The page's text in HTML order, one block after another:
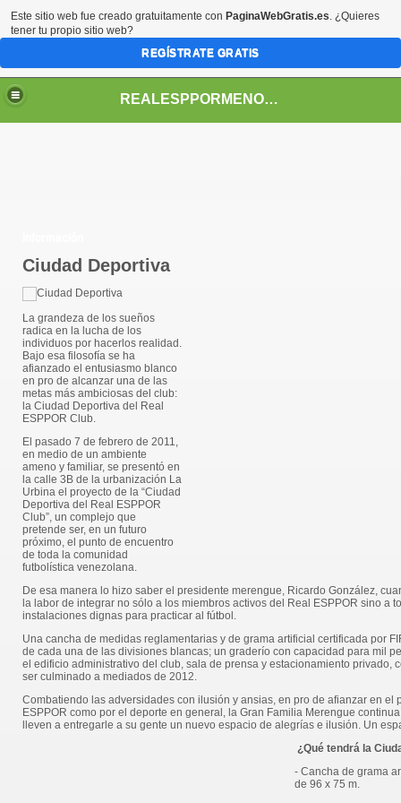
REALESPPORMENORES
Ciudad Deportiva
La grandeza de los sueños
radica en la lucha de los
individuos por hacerlos realidad.
Bajo esa filosofía se ha
afianzado el entusiasmo blanco
en pro de alcanzar una de las
metas más ambiciosas del club:
la Ciudad Deportiva del Real
ESPPOR Club.
El pasado 7 de febrero de 2011,
en medio de un ambiente
ameno y familiar, se presentó en
la calle 3B de la urbanización La
Urbina el proyecto de la “Ciudad
Deportiva del Real ESPPOR
Club”, un complejo que
pretende ser, en un futuro
próximo, el punto de encuentro
de toda la comunidad
futbolística venezolana.
De esa manera lo hizo saber el presidente merengue, Ricardo González,
la labor de integrar no sólo a los miembros activos del Real ESPPOR sino a
instalaciones dignas para practicar al fútbol.
Una cancha de medidas reglamentarias y de grama artificial certificada por
de cada una de las divisiones blancas; un graderío con capacidad para mil
el edificio administrativo del club, sala de prensa y estacionamiento privado,
ser culminado a mediados de 2012.
Combatiendo las adversidades con ilusión y ansias, en pro de afianzar en el
ESPPOR como por el deporte en general, la Gran Familia Merengue
lleven a entregarle a su gente un nuevo espacio de alegrías e ilusión. Un
¿Qué tendrá la Ciu
- Cancha de grama
de 96 x 75 m.
Este sitio web fue creado gratuitamente con PaginaWebGratis.es. ¿Quieres
tener tu propio sitio web?
REGÍSTRATE GRATIS